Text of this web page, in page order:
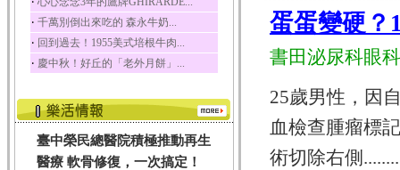
養成分有揮發油、檸...
草魚
草魚含有維生素A、維生
素C、及豐富的蛋白...
‧ 千萬別倒出來吃的 森永牛奶...
‧ 回到過去！1955美式培根牛肉...
‧ 慶中秋！好丘的「老外月餅」...
臺中榮民總醫院積極推動再生
醫療 軟骨修復，一次搞定！
蛋蛋變硬？
書田泌尿科眼
25歲男性，因
血檢查腫瘤標
術切除右側........